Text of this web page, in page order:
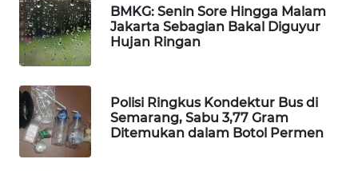
BMKG: Senin Sore Hingga Malam
Jakarta Sebagian Bakal Diguyur
Hujan Ringan
Polisi Ringkus Kondektur Bus di
Semarang, Sabu 3,77 Gram
Ditemukan dalam Botol Permen
WAHANANEWS
CO ID
WAHANANEWS
NET
WAHANA
SPORT